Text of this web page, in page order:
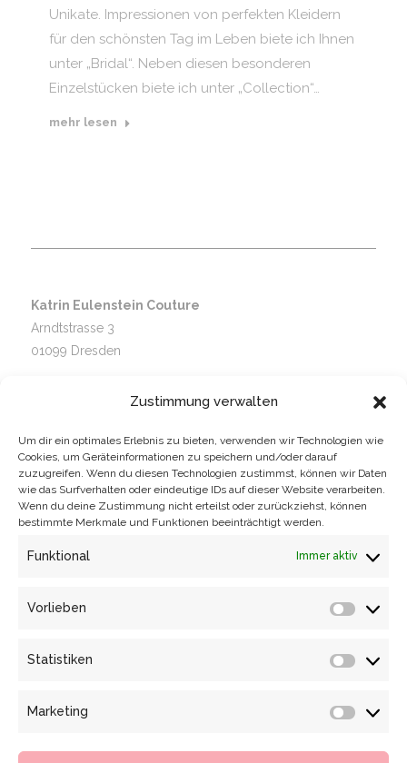
Zustimmung verwalten
Um dir ein optimales Erlebnis zu bieten, verwenden wir Technologien wie
Cookies, um Geräteinformationen zu speichern und/oder darauf
zuzugreifen. Wenn du diesen Technologien zustimmst, können wir Daten
wie das Surfverhalten oder eindeutige IDs auf dieser Website verarbeiten.
Wenn du deine Zustimmung nicht erteilst oder zurückziehst, können
bestimmte Merkmale und Funktionen beeinträchtigt werden.
Funktional Immer aktiv
Vorlieben
Statistiken
Marketing
Unikate. Impressionen von perfekten Kleidern
für den schönsten Tag im Leben biete ich Ihnen
unter „Bridal“. Neben diesen besonderen
Einzelstücken biete ich unter „Collection“…
mehr lesen
Katrin Eulenstein Couture
Arndtstrasse 3
01099 Dresden
mail@katrineulenstein.de
Modedesignerinfür Abend- und Brautmode, Inspiriert
von der Schönheit und Vielfalt der Natur, Handgefertigt in
Dresden
in meinem Dresdner Atelier für eine
Maßanfertigung oder besondere Modelle zum Mitnehmen.
Impressum